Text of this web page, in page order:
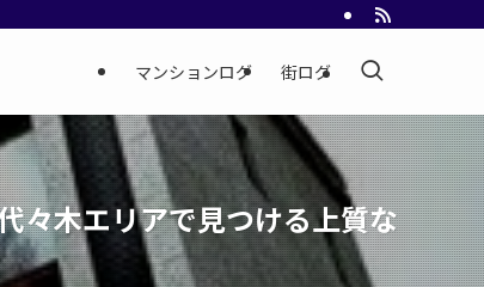
マンションログ 街ログ
々木エリアで見つける上質な